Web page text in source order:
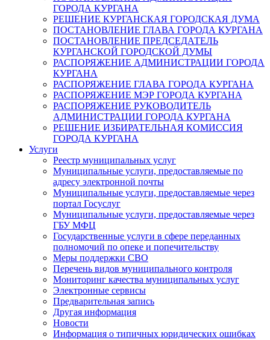
ГОРОДА КУРГАНА
РЕШЕНИЕ КУРГАНСКАЯ ГОРОДСКАЯ ДУМА
ПОСТАНОВЛЕНИЕ ГЛАВА ГОРОДА КУРГАНА
ПОСТАНОВЛЕНИЕ ПРЕДСЕДАТЕЛЬ
КУРГАНСКОЙ ГОРОДСКОЙ ДУМЫ
РАСПОРЯЖЕНИЕ АДМИНИСТРАЦИИ ГОРОДА
КУРГАНА
РАСПОРЯЖЕНИЕ ГЛАВА ГОРОДА КУРГАНА
РАСПОРЯЖЕНИЕ МЭР ГОРОДА КУРГАНА
РАСПОРЯЖЕНИЕ РУКОВОДИТЕЛЬ
АДМИНИСТРАЦИИ ГОРОДА КУРГАНА
РЕШЕНИЕ ИЗБИРАТЕЛЬНАЯ КОМИССИЯ
ГОРОДА КУРГАНА
Услуги
Реестр муниципальных услуг
Муниципальные услуги, предоставляемые по
адресу электронной почты
Муниципальные услуги, предоставляемые через
портал Госуслуг
Муниципальные услуги, предоставляемые через
ГБУ МФЦ
Государственные услуги в сфере переданных
полномочий по опеке и попечительству
Меры поддержки СВО
Перечень видов муниципального контроля
Мониторинг качества муниципальных услуг
Электронные сервисы
Предварительная запись
Другая информация
Новости
Информация о типичных юридических ошибках